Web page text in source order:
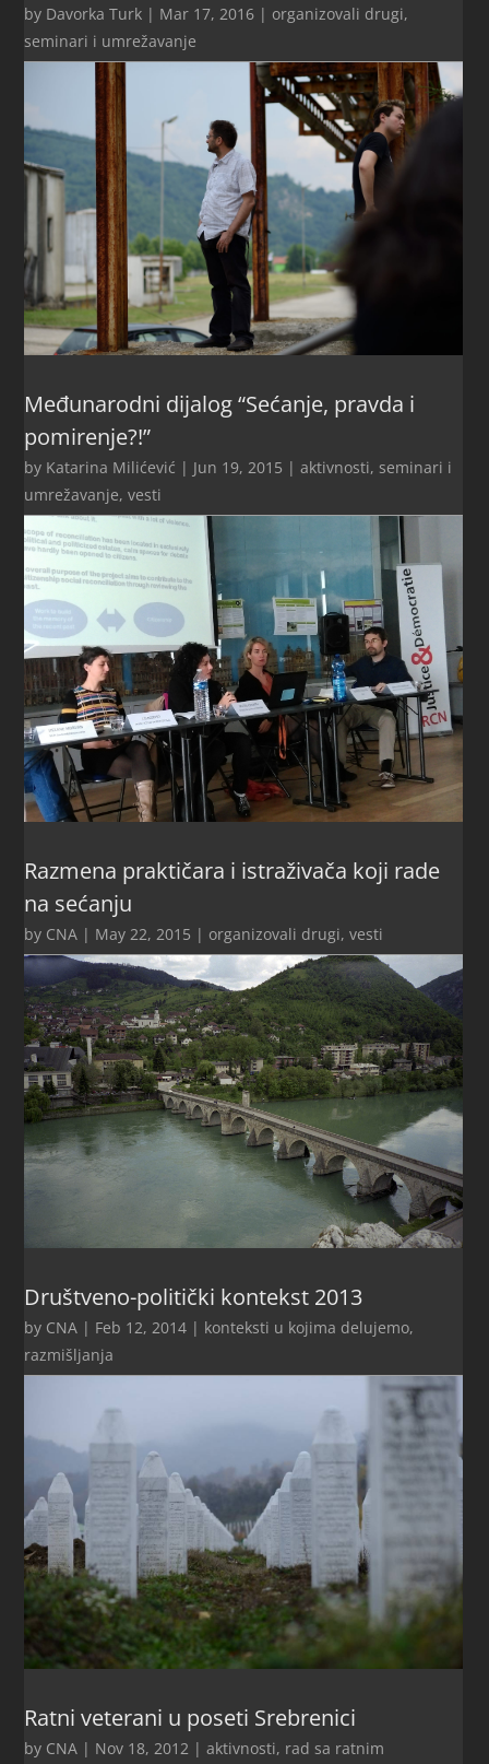
by Davorka Turk | Mar 17, 2016 | organizovali drugi,
seminari i umrežavanje
Međunarodni dijalog “Sećanje, pravda i
pomirenje?!”
by Katarina Milićević | Jun 19, 2015 |aktivnosti, seminari i
umrežavanje,vesti
Razmena praktičara i istraživača koji rade
na sećanju
by CNA | May 22, 2015 | organizovali drugi,vesti
Društveno-politički kontekst 2013
by CNA | Feb 12, 2014 | konteksti u kojima delujemo,
razmišljanja
Ratni veterani u poseti Srebrenici
by CNA | Nov 18, 2012 |aktivnosti, rad sa ratnim